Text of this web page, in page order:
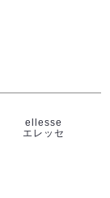
ellesse
エレッセ